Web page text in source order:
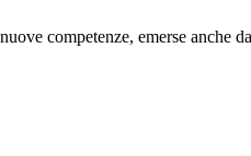
competenze, emerse anche